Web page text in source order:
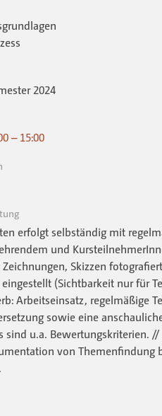
2024
– 15:00
erfolgt selbständig mit
und
Skizzen
(Sichtbarkeit nur für
Arbeitseinsatz, regelmäßige
sowie eine
sind u.a. Bewertungskriterien.
von Themenfindung